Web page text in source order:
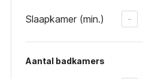
Slaapkamer (min.) -
Aantal badkamers